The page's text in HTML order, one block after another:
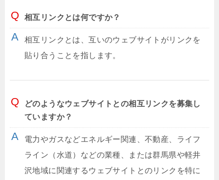
相互リンクとは何ですか？
相互リンクとは、互いのウェブサイトがリンクを
貼り合うことを指します。
どのようなウェブサイトとの相互リンクを募集し
ていますか？
電力やガスなどエネルギー関連、不動産、ライフ
ライン（水道）などの業種、または群馬県や軽井
沢地域に関連するウェブサイトとのリンクを特に